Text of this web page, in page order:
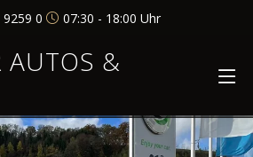
0 07:30 - 18:00 Uhr
AUTOS &